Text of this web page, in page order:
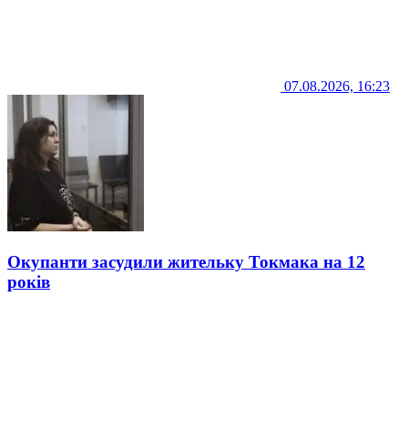
07.08.2026, 16:23
Окупанти засудили жительку Токмака на 12
років